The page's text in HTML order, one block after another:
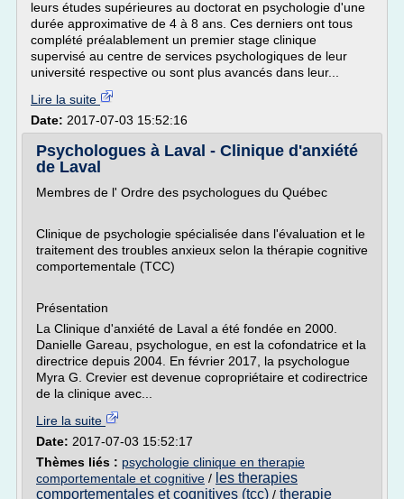
leurs études supérieures au doctorat en psychologie d'une
durée approximative de 4 à 8 ans. Ces derniers ont tous
complété préalablement un premier stage clinique
supervisé au centre de services psychologiques de leur
université respective ou sont plus avancés dans leur...
Lire la suite
Date: 2017-07-03 15:52:16
Psychologues à Laval - Clinique d'anxiété
de Laval
Membres de l' Ordre des psychologues du Québec
Clinique de psychologie spécialisée dans l'évaluation et le
traitement des troubles anxieux selon la thérapie cognitive
comportementale (TCC)
Présentation
La Clinique d'anxiété de Laval a été fondée en 2000.
Danielle Gareau, psychologue, en est la cofondatrice et la
directrice depuis 2004. En février 2017, la psychologue
Myra G. Crevier est devenue copropriétaire et codirectrice
de la clinique avec...
Lire la suite
Date: 2017-07-03 15:52:17
Thèmes liés : psychologie clinique en therapie
comportementale et cognitive / les therapies
comportementales et cognitives (tcc) / therapie